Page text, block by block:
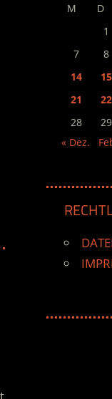
M D
1
7
8
14
15
21
22
28
29
« Dez.